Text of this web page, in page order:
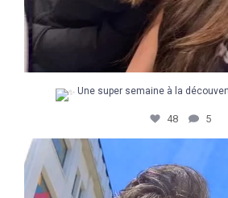
Une super semaine à la
48 5
Retour en images sur une
14 3